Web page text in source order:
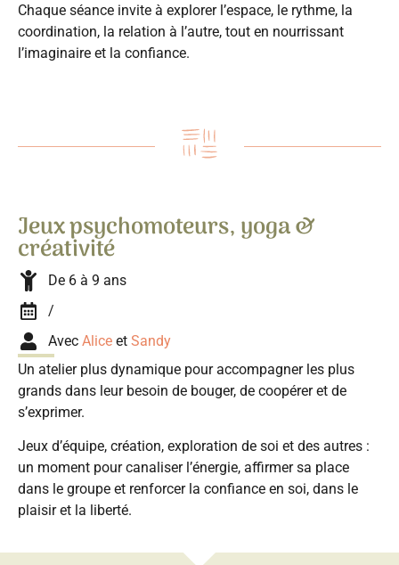
Chaque séance invite à explorer l’espace, le rythme, la
coordination, la relation à l’autre, tout en nourrissant
l’imaginaire et la confiance.
Jeux psychomoteurs, yoga &
créativité
De 6 à 9 ans
/
Avec Alice et Sandy
Un atelier plus dynamique pour accompagner les plus
grands dans leur besoin de bouger, de coopérer et de
s’exprimer.
Jeux d’équipe, création, exploration de soi et des autres :
un moment pour canaliser l’énergie, affirmer sa place
dans le groupe et renforcer la confiance en soi, dans le
plaisir et la liberté.